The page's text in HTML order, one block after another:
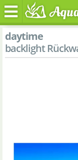
daytime
backlight